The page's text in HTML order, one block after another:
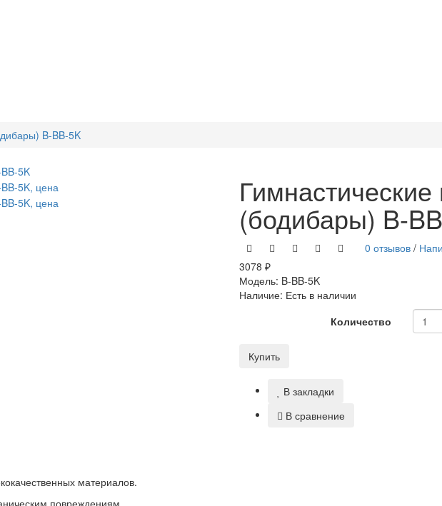
B-BB-5K
Гимнастические
(бодибары) B-
0 отзывов/
3078 ₽
Модель: B-BB-5K
Наличие: Есть в наличии
Количество
Купить
В закладки
В сравнение
материалов.